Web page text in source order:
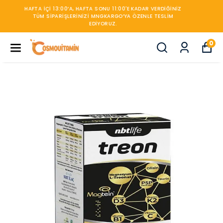
450TL ÜZERİ KARGO BEDAVA
0